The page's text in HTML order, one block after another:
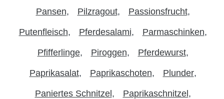
Pansen Pilzragout Passionsfrucht
Putenfleisch Pferdesalami Parmaschinken
Pfifferlinge Piroggen Pferdewurst
Paprikasalat Paprikaschoten Plunder
Paniertes Schnitzel Paprikaschnitzel